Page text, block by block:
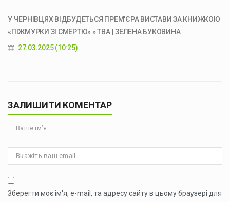
У ЧЕРНІВЦЯХ ВІДБУДЕТЬСЯ ПРЕМ’ЄРА ВИСТАВИ ЗА КНИЖКОЮ
«ПІЖМУРКИ ЗІ СМЕРТЮ» » ТВА | ЗЕЛЕНА БУКОВИНА
27.03.2025 (10:25)
ЗАЛИШИТИ КОМЕНТАР
Зберегти моє ім'я, e-mail, та адресу сайту в цьому браузері для